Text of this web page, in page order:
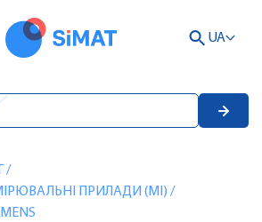
UA
/
ПРИЛАДИ (MI) /